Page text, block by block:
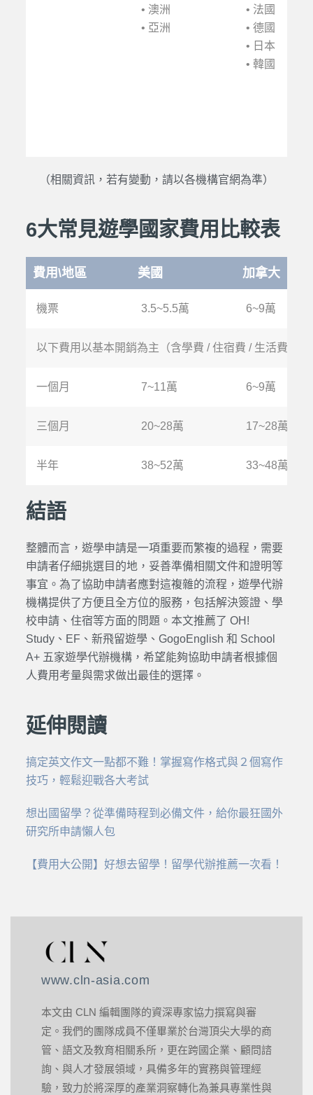
• 澳洲
• 亞洲
• 法國
• 德國
• 日本
• 韓國
（相關資訊，若有變動，請以各機構官網為準）
6大常見遊學國家費用比較表
費用\地區 美國 加拿大
機票 3.5~5.5萬 6~9萬
以下費用以基本開銷為主（含學費 / 住宿費 / 生活費, 不
一個月 7~11萬 6~9萬
三個月 20~28萬 17~28萬
半年 38~52萬 33~48萬
結語
整體而言，遊學申請是一項重要而繁複的過程，需要
申請者仔細挑選目的地，妥善準備相關文件和證明等
事宜。為了協助申請者應對這複雜的流程，遊學代辦
機構提供了方便且全方位的服務，包括解決簽證、學
校申請、住宿等方面的問題。本文推薦了 OH!
Study、EF、新飛留遊學、GogoEnglish 和 School
A+ 五家遊學代辦機構，希望能夠協助申請者根據個
人費用考量與需求做出最佳的選擇。
延伸閱讀
搞定英文作文一點都不難！掌握寫作格式與２個寫作
技巧，輕鬆迎戰各大考試
想出國留學？從準備時程到必備文件，給你最狂國外
研究所申請懶人包
【費用大公開】好想去留學！留學代辦推薦一次看！
www.cln-asia.com
本文由 CLN 編輯團隊的資深專家協力撰寫與審
定。我們的團隊成員不僅畢業於台灣頂尖大學的商
管、語文及教育相關系所，更在跨國企業、顧問諮
詢、與人才發展領域，具備多年的實務與管理經
驗，致力於將深厚的產業洞察轉化為兼具專業性與